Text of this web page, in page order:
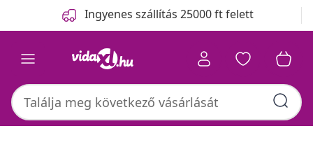
Ingyenes szállítás 25000 ft felett